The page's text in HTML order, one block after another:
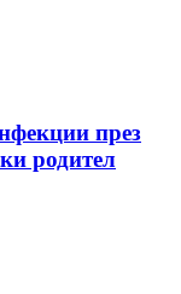
през
родител